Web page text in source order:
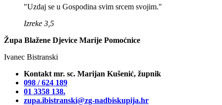
"Uzdaj se u Gospodina svim srcem svojim."
Izreke 3,5
Župa Blažene Djevice Marije Pomoćnice
Ivanec Bistranski
Kontakt mr. sc. Marijan Kušenić, župnik
098 / 624 189
01 3358 138‬.
zupa.ibistranski@zg-nadbiskupija.hr